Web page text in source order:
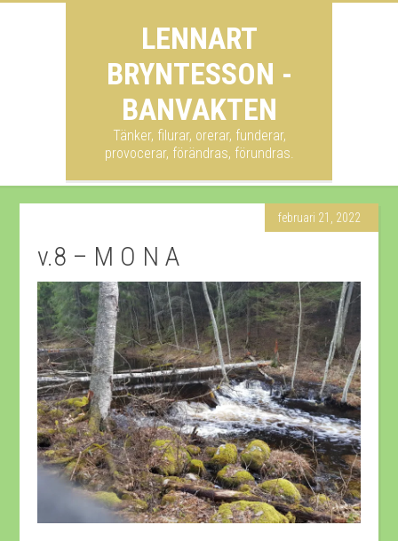
LENNART
BRYNTESSON -
BANVAKTEN
Tänker, filurar, orerar, funderar,
provocerar, förändras, förundras.
februari 21, 2022
v.8 – M O N A